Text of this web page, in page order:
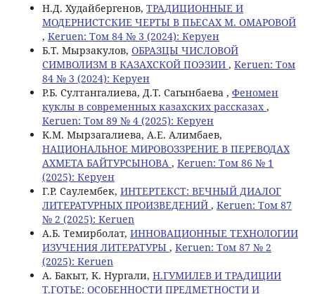
Н.Д. Худайбергенов, ТРАДИЦИОННЫЕ И
МОДЕРНИСТСКИЕ ЧЕРТЫ В ПЬЕСАХ М. ОМАРОВОЙ
, Keruen: Том 84 № 3 (2024): Керуен
Б.Т. Мырзакулов, ОБРАЗЦЫ ЧИСЛОВОЙ
СИМВОЛИЗМ В КАЗАХСКОЙ ПОЭЗИИ , Keruen: Том
84 № 3 (2024): Керуен
Р.Б. Султангалиева, Д.Т. Сагынбаева , Феномен
куклы в современных казахских рассказах ,
Keruen: Том 89 № 4 (2025): Керуен
K.M. Мырзагалиева, А.Е. Алимбаев,
НАЦИОНАЛЬНОЕ МИРОВОЗЗРЕНИЕ В ПЕРЕВОДАХ
АХМЕТА БАЙТУРСЫНОВА , Keruen: Том 86 № 1
(2025): Керуен
Г.Р. Саулембек, ИНТЕРТЕКСТ: ВЕЧНЫЙ ДИАЛОГ
ЛИТЕРАТУРНЫХ ПРОИЗВЕДЕНИЙ , Keruen: Том 87
№ 2 (2025): Keruen
А.Б. Темирболат, ИННОВАЦИОННЫЕ ТЕХНОЛОГИИ
ИЗУЧЕНИЯ ЛИТЕРАТУРЫ , Keruen: Том 87 № 2
(2025): Keruen
А. Бакыт, K. Нургали, Н.ГУМИЛЕВ И ТРАДИЦИИ
Т.ГОТЬЕ: ОСОБЕННОСТИ ПРЕДМЕТНОСТИ И